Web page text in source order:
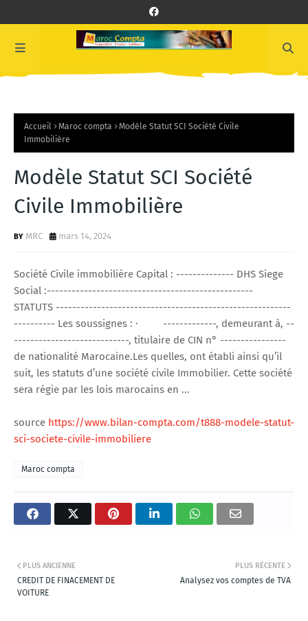
Accueil Maroc compta
Modèle Statut SCI Société Civile
Immobilière
Modèle Statut SCI Société
Civile Immobilière
MRC mars 14, 2024
Société Civile immobilière Capital : -------------- DHS Siege
Social :--------------------------------------------------
STATUTS ---------------------------------------------------------
---------- Les soussignes : · -------------, demeurant à, --
----------------------------, titulaire de CIN n° ----------------
de nationalité Marocaine.Les quelles, ont établi ainsi qu’il
suit, les statuts d’une société civile Immobilier. Cette société
sera régie par les lois marocains en ...
source https://www.bilan-compta.com/t888-modele-statut-
sci-societe-civile-immobiliere
Maroc compta
PLUS RÉCENTE
Analysez vos comptes de TVA
PLUS ANCIENNE
CREDIT DE FINACEMENT DE
VOITURE